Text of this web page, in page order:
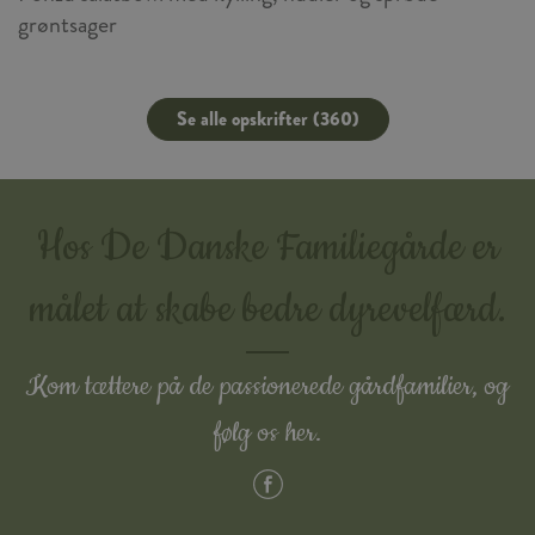
grøntsager
Se alle opskrifter (360)
Kom tættere på de passionerede gårdfamilier, og
følg os her.